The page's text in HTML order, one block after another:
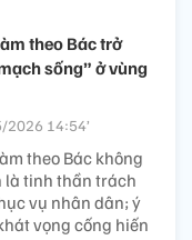
theo Bác trở
sống” ở vùng
2026 14:54’
theo Bác không
là tinh thần trách
vụ nhân dân; ý
vọng cống hiến